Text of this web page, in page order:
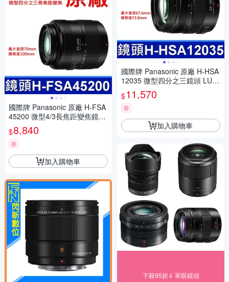
國際牌 Panasonic 原廠 H-FSA
45200 微型4/3長焦距變焦鏡頭
LUMIX G X VARIO 45-200mm
單眼鏡頭 相機
$8,840
券
加入購物車
國際牌 Panasonic 原廠 H-HSA
12035 微型四分之三鏡頭 LUMI
X G X VARIO 12-35mm 相機
$11,570
券
加入購物車
下殺95折⇓ 單眼鏡頭